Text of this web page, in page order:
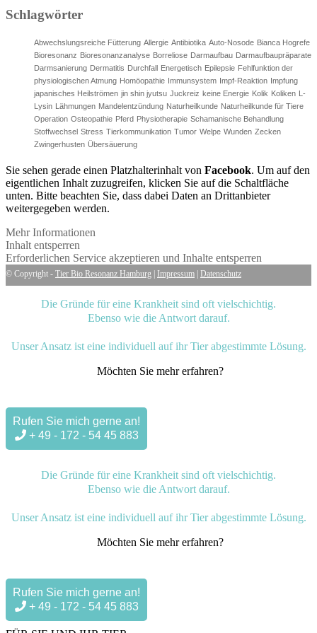
Schlagwörter
Abwechslungsreiche Fütterung Allergie Antibiotika Auto-Nosode Bianca Hogrefe
Bioresonanz Bioresonanzanalyse Borreliose Darmaufbau Darmaufbaupräparate
Darmsanierung Dermatitis Durchfall Energetisch Epilepsie Fehlfunktion der
physiologischen Atmung Homöopathie Immunsystem Impf-Reaktion Impfung
japanisches Heilströmen jin shin jyutsu Juckreiz keine Energie Kolik Koliken
L-
Lysin
Lähmungen Mandelentzündung Naturheilkunde Naturheilkunde für Tiere
Operation Osteopathie Pferd Physiotherapie Schamanische Behandlung
Stoffwechsel Stress Tierkommunikation Tumor Welpe Wunden Zecken
Zwingerhusten Übersäuerung
Sie sehen gerade einen Platzhalterinhalt von Facebook. Um auf den
eigentlichen Inhalt zuzugreifen, klicken Sie auf die Schaltfläche
unten. Bitte beachten Sie, dass dabei Daten an Drittanbieter
weitergegeben werden.
Mehr Informationen
Inhalt entsperren
Erforderlichen Service akzeptieren und Inhalte entsperren
© Copyright - Tier Bio Resonanz Hamburg Impressum Datenschutz
Die Gründe für eine Krankheit sind oft vielschichtig.
Ebenso wie die Antwort darauf.
Unser Ansatz ist eine individuell auf ihr Tier abgestimmte Lösung.
Möchten Sie mehr erfahren?
Rufen Sie mich gerne an!
+ 49 - 172 - 54 45 883
Die Gründe für eine Krankheit sind oft vielschichtig.
Ebenso wie die Antwort darauf.
Unser Ansatz ist eine individuell auf ihr Tier abgestimmte Lösung.
Möchten Sie mehr erfahren?
Rufen Sie mich gerne an!
+ 49 - 172 - 54 45 883